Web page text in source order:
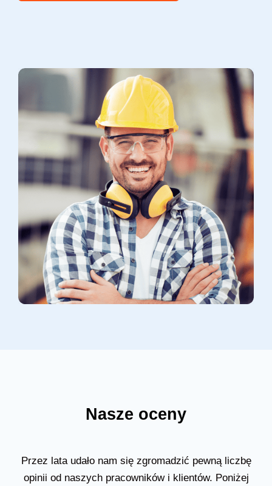
Nasze oceny
Przez lata udało nam się zgromadzić pewną liczbę
opinii od naszych pracowników i klientów. Poniżej